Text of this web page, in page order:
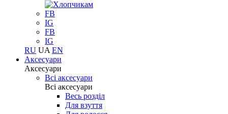
FB
IG
FB
IG
RU UA EN
Аксесуари
Аксесуари
Всі аксесуари
Всі аксесуари
Весь розділ
Для взуття